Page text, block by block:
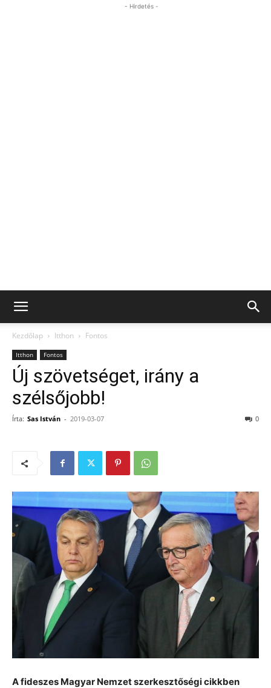
- Hirdetés -
Kezdőlap Itthon Fontos
Itthon Fontos
Új szövetséget, irány a
szélsőjobb!
Írta: Sas István - 2019-03-07 0
A fideszes Magyar Nemzet szerkesztőségi cikkben